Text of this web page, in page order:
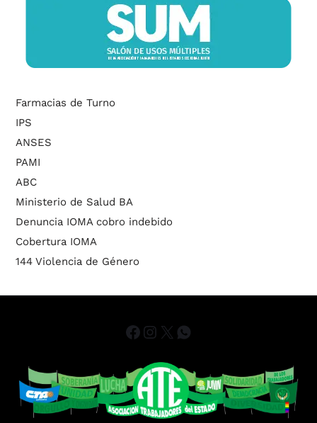
Farmacias de Turno
IPS
ANSES
PAMI
ABC
Ministerio de Salud BA
Denuncia IOMA cobro indebido
Cobertura IOMA
144 Violencia de Género